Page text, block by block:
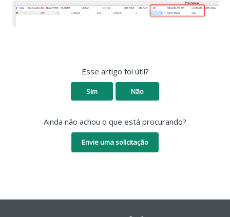
Esse artigo foi útil?
Sim Não
Ainda não achou o que está procurando?
Envie uma solicitação